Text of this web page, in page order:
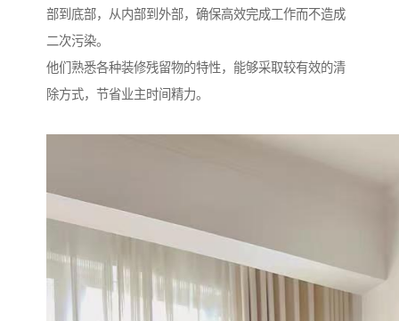
部到底部，从内部到外部，确保高效完成工作而不造成
二次污染。
他们熟悉各种装修残留物的特性，能够采取较有效的清
除方式，节省业主时间精力。